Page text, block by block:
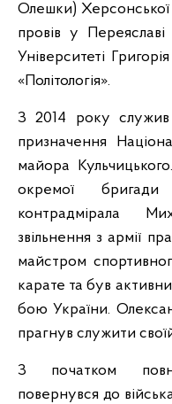
Олешки) Херсонської
провів у
Університеті
«Політологія».
З 2014 року служив
призначення
майора
окремої
контрадмірала
звільнення з армії
майстром
карате та був
бою України.
прагнув служити
З початком
повернувся до